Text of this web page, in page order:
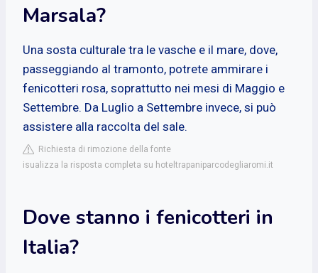
Marsala?
Una sosta culturale tra le vasche e il mare, dove,
passeggiando al tramonto, potrete ammirare i
fenicotteri rosa, soprattutto nei mesi di Maggio e
Settembre. Da Luglio a Settembre invece, si può
assistere alla raccolta del sale.
Richiesta di rimozione della fonte
isualizza la risposta completa su hoteltrapaniparcodegliaromi.it
Dove stanno i fenicotteri in
Italia?